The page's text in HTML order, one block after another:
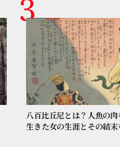
八百比丘尼とは？人魚の
生きた女の生涯とその結